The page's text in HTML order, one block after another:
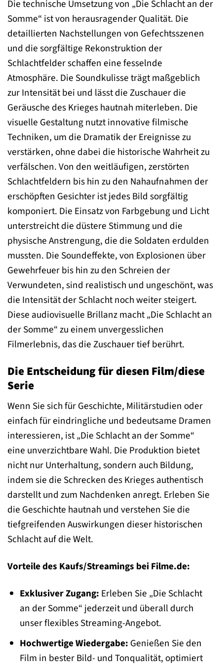
Die technische Umsetzung von „Die Schlacht an der
Somme“ ist von herausragender Qualität. Die
detaillierten Nachstellungen von Gefechtsszenen
und die sorgfältige Rekonstruktion der
Schlachtfelder schaffen eine fesselnde
Atmosphäre. Die Soundkulisse trägt maßgeblich
zur Intensität bei und lässt die Zuschauer die
Geräusche des Krieges hautnah miterleben. Die
visuelle Gestaltung nutzt innovative filmische
Techniken, um die Dramatik der Ereignisse zu
verstärken, ohne dabei die historische Wahrheit zu
verfälschen. Von den weitläufigen, zerstörten
Schlachtfeldern bis hin zu den Nahaufnahmen der
erschöpften Gesichter ist jedes Bild sorgfältig
komponiert. Die Einsatz von Farbgebung und Licht
unterstreicht die düstere Stimmung und die
physische Anstrengung, die die Soldaten erdulden
mussten. Die Soundeffekte, von Explosionen über
Gewehrfeuer bis hin zu den Schreien der
Verwundeten, sind realistisch und ungeschönt, was
die Intensität der Schlacht noch weiter steigert.
Diese audiovisuelle Brillanz macht „Die Schlacht an
der Somme“ zu einem unvergesslichen
Filmerlebnis, das die Zuschauer tief berührt.
Die Entscheidung für diesen Film/diese
Serie
Wenn Sie sich für Geschichte, Militärstudien oder
einfach für eindringliche und bedeutsame Dramen
interessieren, ist „Die Schlacht an der Somme“
eine unverzichtbare Wahl. Die Produktion bietet
nicht nur Unterhaltung, sondern auch Bildung,
indem sie die Schrecken des Krieges authentisch
darstellt und zum Nachdenken anregt. Erleben Sie
die Geschichte hautnah und verstehen Sie die
tiefgreifenden Auswirkungen dieser historischen
Schlacht auf die Welt.
Vorteile des Kaufs/Streamings bei Filme.de:
Exklusiver Zugang: Erleben Sie „Die Schlacht
an der Somme“ jederzeit und überall durch
unser flexibles Streaming-Angebot.
Hochwertige Wiedergabe: Genießen Sie den
Film in bester Bild- und Tonqualität, optimiert